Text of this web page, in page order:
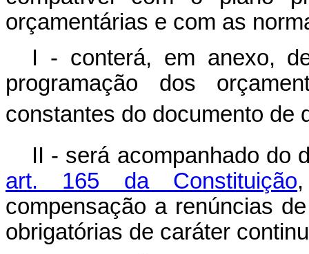
orçamentárias e com as
I - conterá, em anexo,
programação dos
constantes do documento de
II - será acompanhado do
art. 165 da Constituição
compensação a renúncias
obrigatórias de caráter